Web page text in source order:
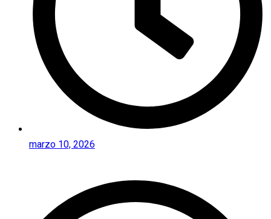
marzo 10, 2026